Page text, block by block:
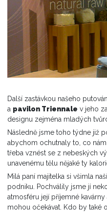
Další zastávkou našeho
a pavilon Triennale v jeho
designu zejména mladých
Následně jsme toho týdne již
abychom ochutnaly to, co
třeba vznést se z nebeských
unavenému tělu nějaké ty
Milá paní majitelka si všimla
podniku. Pochválily jsme jí
atmosféru její příjemné
mohou očekávat. Kdo by také